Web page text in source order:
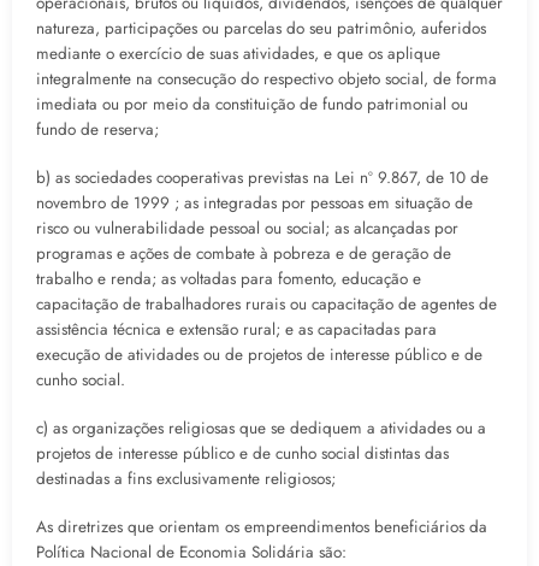
natureza, participações ou parcelas do seu patrimônio, auferidos
mediante o exercício de suas atividades, e que os aplique
integralmente na consecução do respectivo objeto social, de forma
imediata ou por meio da constituição de fundo patrimonial ou
fundo de reserva;
b) as sociedades cooperativas previstas na Lei nº 9.867, de 10 de
novembro de 1999 ; as integradas por pessoas em situação de
risco ou vulnerabilidade pessoal ou social; as alcançadas por
programas e ações de combate à pobreza e de geração de
trabalho e renda; as voltadas para fomento, educação e
capacitação de trabalhadores rurais ou capacitação de agentes de
assistência técnica e extensão rural; e as capacitadas para
execução de atividades ou de projetos de interesse público e de
cunho social.
c) as organizações religiosas que se dediquem a atividades ou a
projetos de interesse público e de cunho social distintas das
destinadas a fins exclusivamente religiosos;
As diretrizes que orientam os empreendimentos beneficiários da
Política Nacional de Economia Solidária são: